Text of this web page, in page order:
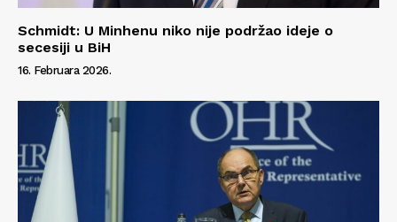
Schmidt: U Minhenu niko nije podržao ideje o
secesiji u BiH
16. Februara 2026.